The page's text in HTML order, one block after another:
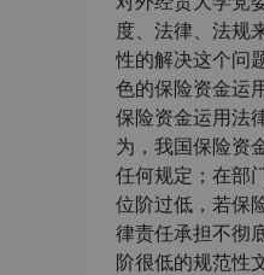
度、法律、法规
性的解决这个问
色的保险资金运
保险资金运用法
为，我国保险资
任何规定；在部
位阶过低，若保
律责任承担不彻
阶很低的规范性